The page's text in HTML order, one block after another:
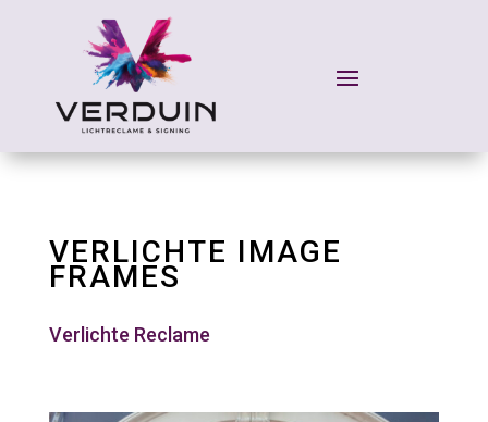
VERLICHTE IMAGE
FRAMES
Verlichte Reclame